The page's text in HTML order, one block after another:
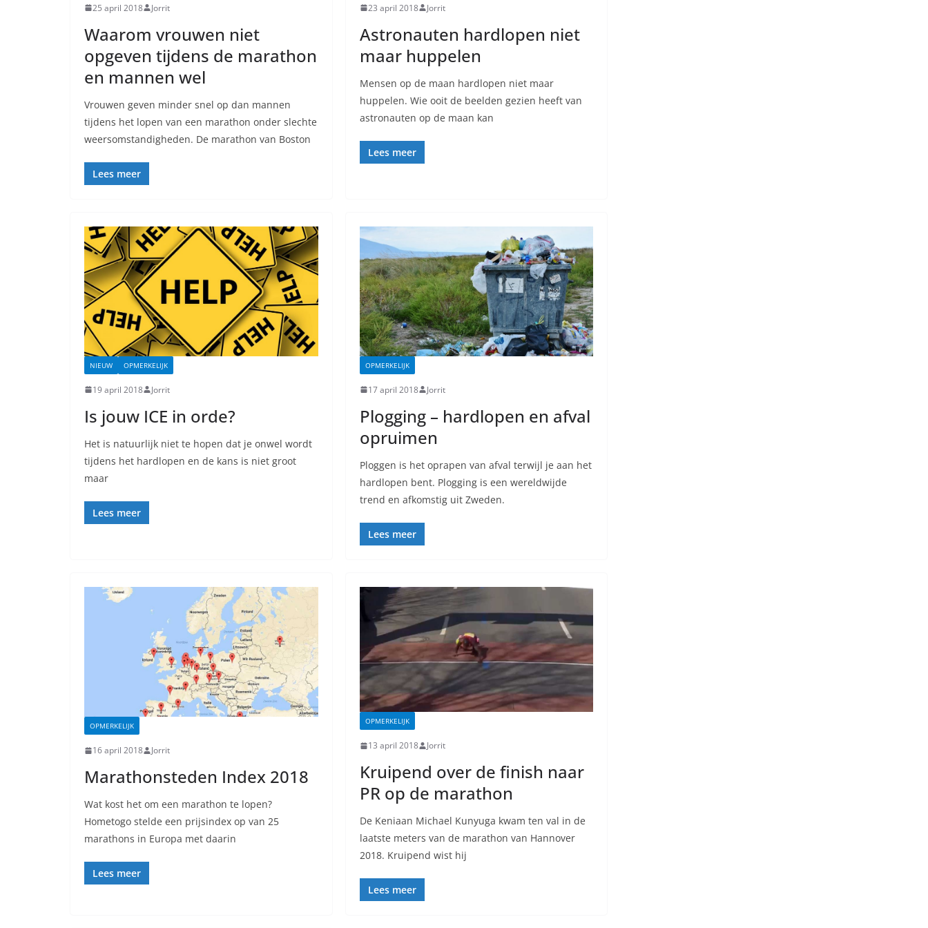
25 april 2018 Jorrit
Waarom vrouwen niet
opgeven tijdens de marathon
en mannen wel
Vrouwen geven minder snel op dan mannen
tijdens het lopen van een marathon onder slechte
weersomstandigheden. De marathon van Boston
Lees meer
23 april 2018 Jorrit
Astronauten hardlopen niet
maar huppelen
Mensen op de maan hardlopen niet maar
huppelen. Wie ooit de beelden gezien heeft van
astronauten op de maan kan
Lees meer
NIEUW OPMERKELIJK
19 april 2018 Jorrit
Is jouw ICE in orde?
Het is natuurlijk niet te hopen dat je onwel wordt
tijdens het hardlopen en de kans is niet groot
maar
Lees meer
OPMERKELIJK
17 april 2018 Jorrit
Plogging – hardlopen en afval
opruimen
Ploggen is het oprapen van afval terwijl je aan het
hardlopen bent. Plogging is een wereldwijde
trend en afkomstig uit Zweden.
Lees meer
OPMERKELIJK
16 april 2018 Jorrit
Marathonsteden Index 2018
Wat kost het om een marathon te lopen?
Hometogo stelde een prijsindex op van 25
marathons in Europa met daarin
Lees meer
OPMERKELIJK
13 april 2018 Jorrit
Kruipend over de finish naar
PR op de marathon
De Keniaan Michael Kunyuga kwam ten val in de
laatste meters van de marathon van Hannover
2018. Kruipend wist hij
Lees meer